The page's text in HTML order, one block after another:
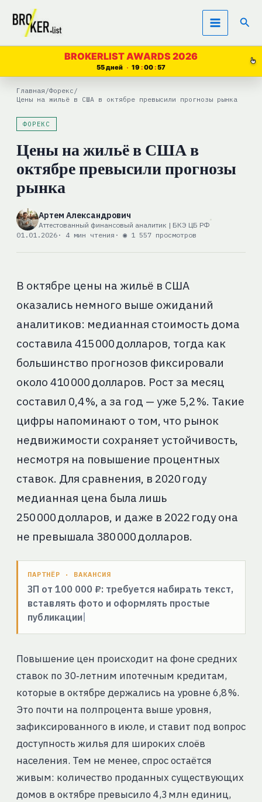
Перейти
содержимому
BROKERLIST AWARDS 2026
55 дней 19 00 56
Главная /Форекс /
Цены на жильё в США в октябре превысили прогнозы рынка
ФОРЕКС
Цены на жильё в США в
октябре превысили прогнозы
рынка
Артем Александрович
Аттестованный финансовый аналитик | БКЭ ЦБ РФ
01.01.2026· 4 мин чтения · ◉ 1 557 просмотров
В октябре цены на жильё в США
оказались немного выше ожиданий
аналитиков: медианная стоимость дома
составила 415 000 долларов, тогда как
большинство прогнозов фиксировали
около 410 000 долларов. Рост за месяц
составил 0,4 %, а за год — уже 5,2 %. Такие
цифры напоминают о том, что рынок
недвижимости сохраняет устойчивость,
несмотря на повышение процентных
ставок. Для сравнения, в 2020 году
медианная цена была лишь
250 000 долларов, и даже в 2022 году она
не превышала 380 000 долларов.
ПАРТНЁР · ВАКАНСИЯ
ЗП от 100 000 ₽: требуется набирать текст,
вставлять фото и оформлять простые
публикации
Повышение цен происходит на фоне средних
ставок по 30‑летним ипотечным кредитам,
которые в октябре держались на уровне 6,8 %.
Это почти на полпроцента выше уровня,
зафиксированного в июле, и ставит под вопрос
доступность жилья для широких слоёв
населения. Тем не менее, спрос остаётся
живым: количество проданных существующих
домов в октябре превысило 4,3 млн единиц,